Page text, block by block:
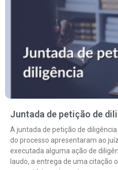
Juntada de petição de
A juntada de petição de
do processo apresentaram ao
executada alguma ação de
laudo, a entrega de uma citação